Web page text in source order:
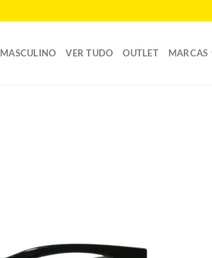
MASCULINO VER TUDO OUTLET MARCAS